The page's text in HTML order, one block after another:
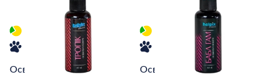
Освежитель воздуха
Освежитель воздуха